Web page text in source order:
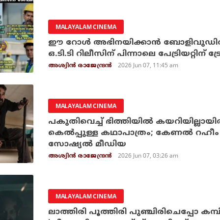
MALAYALAM CINEMA
ഈ റോള്‍ അഭിനയിക്കാന്‍
ഒ.ടി.ടി റിലീസിന് പിന്നാലെ പേട്രിയറ്റിന്
അശ്വിന്‍ രാജേന്ദ്രന്‍ 2026 Jun 07, 11:45 am
MALAYALAM CINEMA
പകുതിവെച്ച് ഭിത്തിയില്‍
കെല്‍പ്പുള്ള കഥാപാത്രം; കേണല്‍ റഹീം
സോഷ്യല്‍ മീഡിയ
അശ്വിന്‍ രാജേന്ദ്രന്‍ 2026 Jun 07, 03:26 am
MALAYALAM CINEMA
ലാത്തിരി പൂത്തിരി പുഞ്ചിരിചെപ്പോ